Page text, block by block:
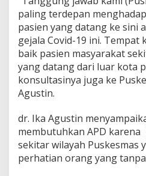
paling terdepan
pasien yang datang ke sini
gejala Covid-19 ini. Tempat
baik pasien masyarakat
yang datang dari luar kota
konsultasinya juga ke
Agustin.
dr. Ika Agustin
membutuhkan APD
sekitar wilayah Puskesmas
perhatian orang yang